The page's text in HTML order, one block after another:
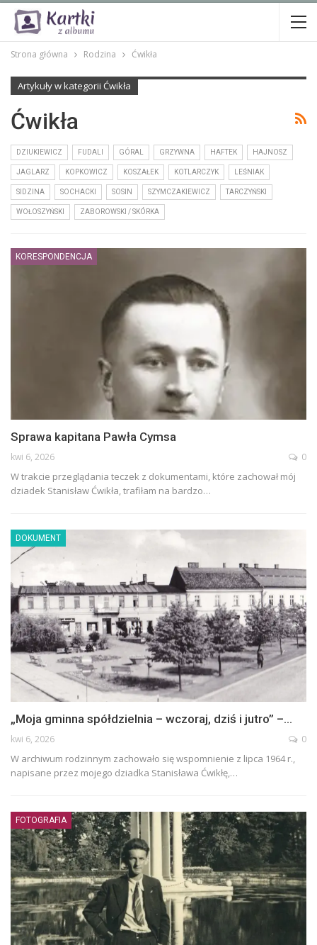
Strona główna Rodzina Ćwikła
Artykuły w kategorii Ćwikła
Ćwikła
DZIUKIEWICZ FUDALI GÓRAL GRZYWNA HAFTEK HAJNOSZ
JAGLARZ KOPKOWICZ KOSZAŁEK KOTLARCZYK LEŚNIAK
SIDZINA SOCHACKI SOSIN SZYMCZAKIEWICZ TARCZYŃSKI
WOŁOSZYŃSKI ZABOROWSKI / SKÓRKA
KORESPONDENCJA
Sprawa kapitana Pawła Cymsa
kwi 6, 2026 0
W trakcie przeglądania teczek z dokumentami, które zachował mój
dziadek Stanisław Ćwikła, trafiłam na bardzo…
DOKUMENT
„Moja gminna spółdzielnia – wczoraj, dziś i jutro” –…
kwi 6, 2026 0
W archiwum rodzinnym zachowało się wspomnienie z lipca 1964 r.,
napisane przez mojego dziadka Stanisława Ćwikłę,…
FOTOGRAFIA